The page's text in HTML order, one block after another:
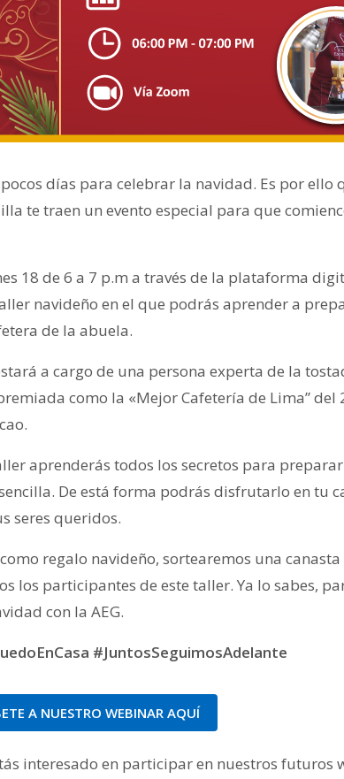
días para celebrar la navidad. Es por ello
te traen un evento especial para que
18 de 6 a 7 p.m a través de la plataforma
navideño en el que podrás aprender a
de la abuela.
a cargo de una persona experta de la
como la «Mejor Cafetería de Lima” del
aprenderás todos los secretos para
De está forma podrás disfrutarlo en tu
seres queridos.
regalo navideño, sortearemos una
los participantes de este taller. Ya lo sabes,
con la AEG.
#JuntosSeguimosAdelante
A NUESTRO WEBINAR AQUÍ
interesado en participar en nuestros futuros